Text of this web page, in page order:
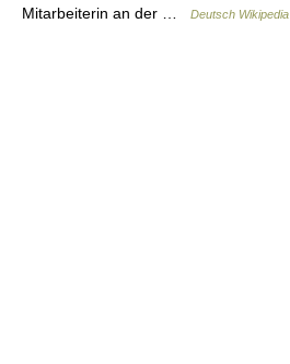
Mitarbeiterin an der …
Deutsch Wikipedia